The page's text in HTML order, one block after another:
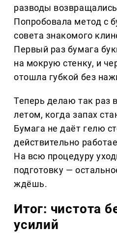
разводы
Попробовала метод с
совета знакомого
Первый раз бумага
на мокрую стенку, и
отошла губкой без
Теперь делаю так раз
летом, когда запах
Бумага не даёт гелю
действительно
На всю процедуру
подготовку —
ждёшь.
Итог: чистота
усилий